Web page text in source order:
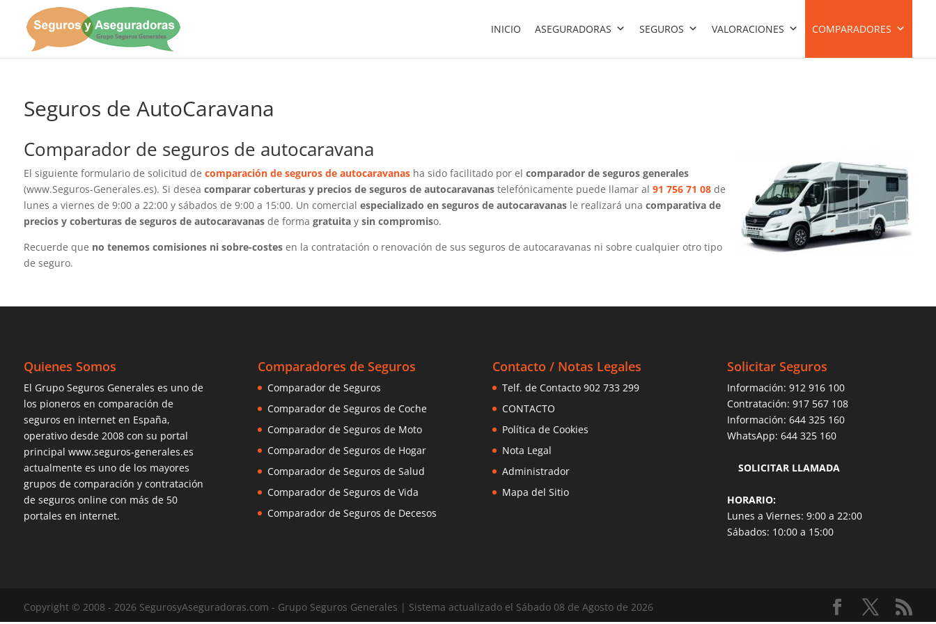
INICIO ASEGURADORAS SEGUROS VALORACIONES COMPARADORES
Seguros de AutoCaravana
Comparador de seguros de autocaravana
El siguiente formulario de solicitud de comparación de seguros de autocaravanasha sido facilitado por el comparador de seguros generales
(www.Seguros-Generales.es). Si desea comparar coberturas y precios de seguros de autocaravanas telefónicamente puede llamar al 91 756 71 08de
lunes a viernes de 9:00 a 22:00 y sábados de 9:00 a 15:00. Un comercial especializado en seguros de autocaravanas le realizará una comparativa de
precios y coberturas de seguros de autocaravanasde forma gratuitay sin compromiso.
Recuerde que no tenemos comisiones ni sobre-costesen la contratación o renovación de sus seguros de autocaravanas ni sobre cualquier otro tipo
de seguro.
Quienes Somos
El Grupo Seguros Generales es uno de
los pioneros en comparación de
seguros en internet en España,
operativo desde 2008 con su portal
principal www.seguros-generales.es
actualmente es uno de los mayores
grupos de comparación y contratación
de seguros online con más de 50
portales en internet.
Comparadores de Seguros
Comparador de Seguros
Comparador de Seguros de Coche
Comparador de Seguros de Moto
Comparador de Seguros de Hogar
Comparador de Seguros de Salud
Comparador de Seguros de Vida
Comparador de Seguros de Decesos
Contacto / Notas Legales
Telf. de Contacto 902 733 299
CONTACTO
Política de Cookies
Nota Legal
Administrador
Mapa del Sitio
Solicitar Seguros
Información: 912 916 100
Contratación: 917 567 108
Información: 644 325 160
WhatsApp: 644 325 160
SOLICITAR LLAMADA
HORARIO:
Lunes a Viernes: 9:00 a 22:00
Sábados: 10:00 a 15:00
Copyright © 2008 - 2026 SegurosyAseguradoras.com - Grupo Seguros Generales | Sistema actualizado el Sábado 08 de Agosto de 2026